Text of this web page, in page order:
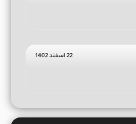
22 اسفند 1402